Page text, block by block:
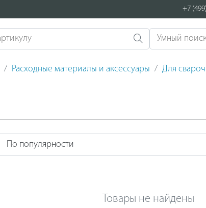
+7
Расходные материалы и аксессуары Для
Товары не найдены